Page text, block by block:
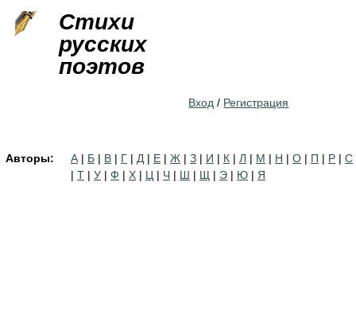
Стихи
русских
поэтов
Вход / Регистрация
Авторы: А | Б | В | Г | Д | Е | Ж | З | И | К | Л | М | Н | О | П | Р | С
| Т | У | Ф | Х | Ц | Ч | Ш | Щ | Э | Ю | Я